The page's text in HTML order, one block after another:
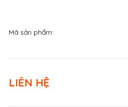
LIÊN HỆ
Mã sản phẩm: